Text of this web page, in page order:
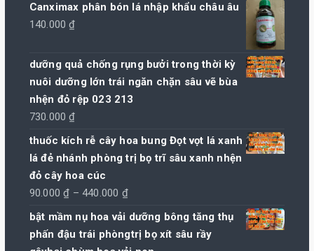
Canximax phân bón lá nhập khẩu châu âu
140.000₫
dưỡng quả chống rụng bưởi trong thời kỳ
nuôi dưỡng lớn trái ngăn chặn sâu vẽ bùa
nhện đỏ rệp 023 213
730.000₫
thuốc kích rễ cây hoa bung Đọt vọt lá xanh
lá đẻ nhánh phòng trị bọ trĩ sâu xanh nhện
đỏ cây hoa cúc
90.000₫ – 440.000 ₫Khoảng
giá:
90.000 ₫
bật mầm nụ hoa vải dưỡng bông tăng thụ
phấn đậu trái phòngtrị bọ xít sâu rầy